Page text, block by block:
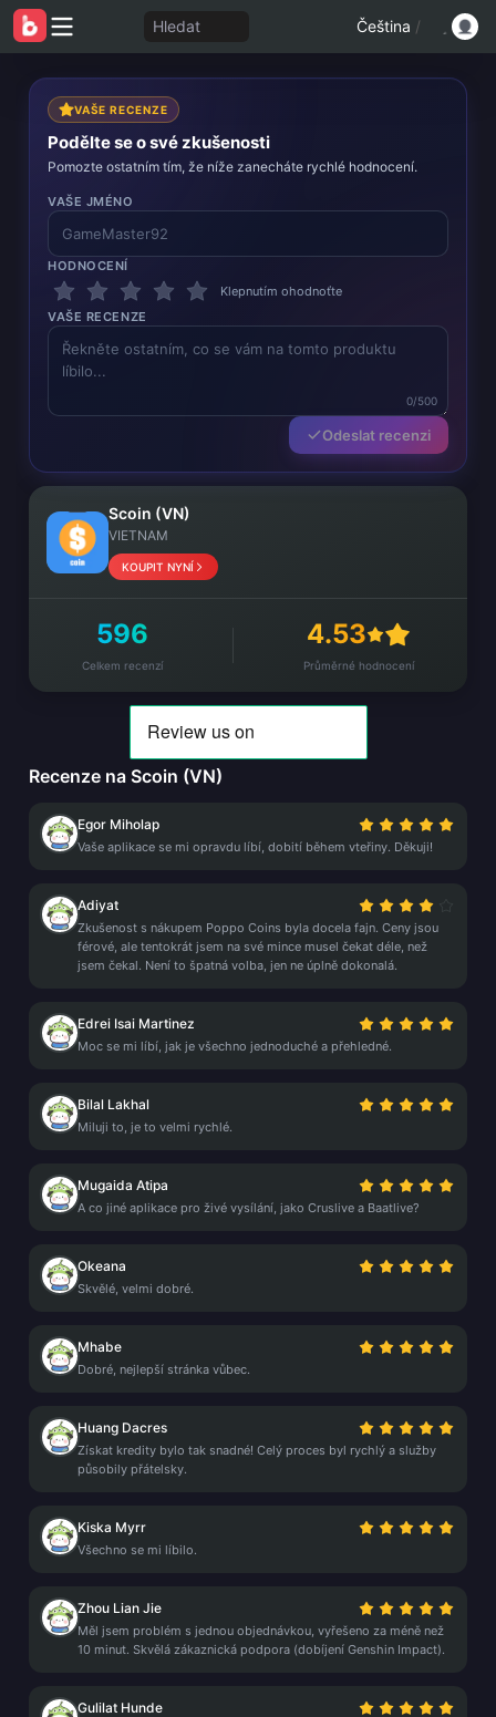
Hledat Čeština /
VAŠE RECENZE
Podělte se o své zkušenosti
Pomozte ostatním tím, že níže zanecháte rychlé hodnocení.
VAŠE JMÉNO
HODNOCENÍ
Klepnutím ohodnoťte
VAŠE RECENZE
0/500
Odeslat recenzi
Scoin (VN)
VIETNAM
KOUPIT NYNÍ
596
Celkem recenzí
4.53
Průměrné hodnocení
Recenze na Scoin (VN)
Egor Miholap
Vaše aplikace se mi opravdu líbí, dobití během vteřiny. Děkuji!
Adiyat
Zkušenost s nákupem Poppo Coins byla docela fajn. Ceny jsou
férové, ale tentokrát jsem na své mince musel čekat déle, než
jsem čekal. Není to špatná volba, jen ne úplně dokonalá.
Edrei Isai Martinez
Moc se mi líbí, jak je všechno jednoduché a přehledné.
Bilal Lakhal
Miluji to, je to velmi rychlé.
Mugaida Atipa
A co jiné aplikace pro živé vysílání, jako Cruslive a Baatlive?
Okeana
Skvělé, velmi dobré.
Mhabe
Dobré, nejlepší stránka vůbec.
Huang Dacres
Získat kredity bylo tak snadné! Celý proces byl rychlý a služby
působily přátelsky.
Kiska Myrr
Všechno se mi líbilo.
Zhou Lian Jie
Měl jsem problém s jednou objednávkou, vyřešeno za méně než
10 minut. Skvělá zákaznická podpora (dobíjení Genshin Impact).
Gulilat Hunde